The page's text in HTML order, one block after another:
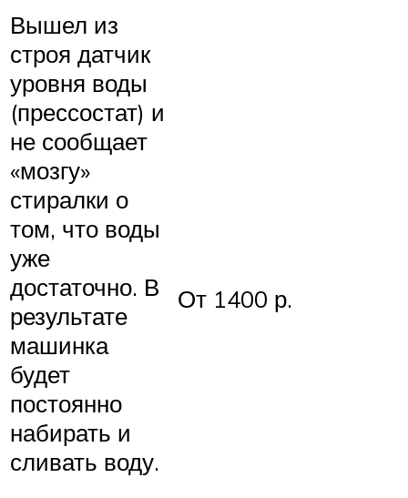
Вышел из
строя датчик
уровня воды
(прессостат) и
не сообщает
«мозгу»
стиралки о
том, что воды
уже
достаточно. В
результате
машинка
будет
постоянно
набирать и
сливать воду.
От 1400 р.